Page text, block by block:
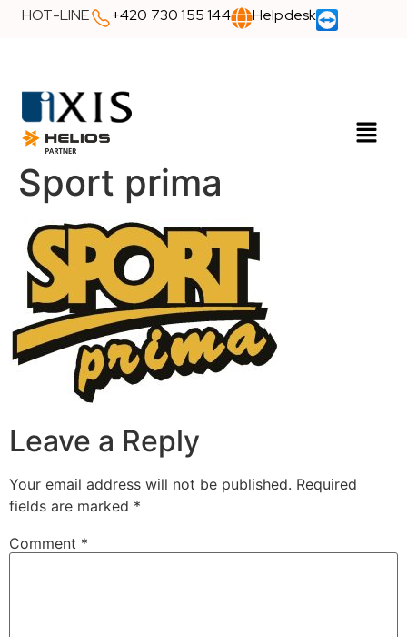
HOT-LINE +420 730 155 144 Helpdesk
Sport prima
Leave a Reply
Your email address will not be published. Required
fields are marked *
Comment *